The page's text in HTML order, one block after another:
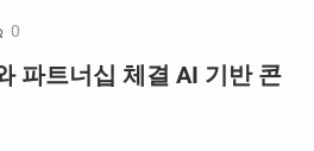
0
파트너십 체결 AI 기반 콘